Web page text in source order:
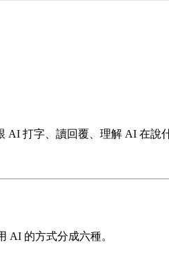
打字、讀回覆、理解 AI 在說
AI 的方式分成六種。